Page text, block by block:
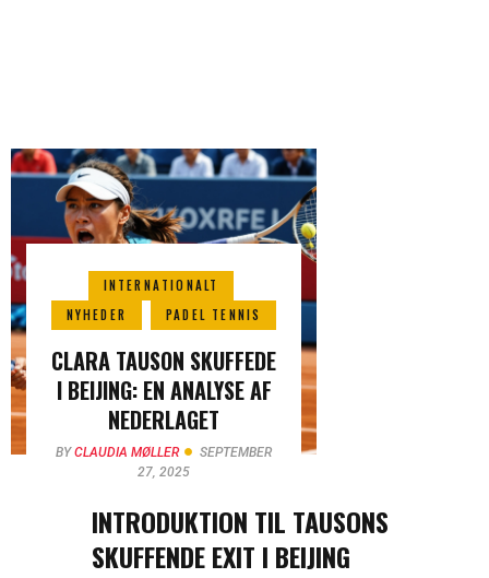
INTERNATIONALT
NYHEDER
PADEL TENNIS
CLARA TAUSON SKUFFEDE
I BEIJING: EN ANALYSE AF
NEDERLAGET
BYCLAUDIA MØLLER
SEPTEMBER
27, 2025
INTRODUKTION TIL TAUSONS
SKUFFENDE EXIT I BEIJING